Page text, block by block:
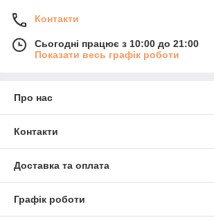
Контакти
Сьогодні працює з 10:00 до 21:00
Показати весь графік роботи
Про нас
Контакти
Доставка та оплата
Графік роботи